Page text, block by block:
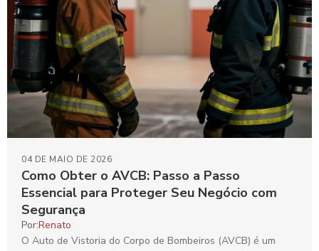
Como Obter o AVCB: Passo a Passo
Essencial para Proteger Seu Negócio com
Segurança
04 DE MAIO DE 2026
Por:Renato
O Auto de Vistoria do Corpo de Bombeiros (AVCB) é um